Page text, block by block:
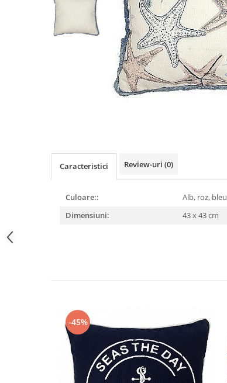
Barci, vapoare, ambarcatiuni
Caracteristici Review-uri (0)
Culoare::
Alb, roz, bleu
Dimensiuni:
43 x 43 cm
-45%